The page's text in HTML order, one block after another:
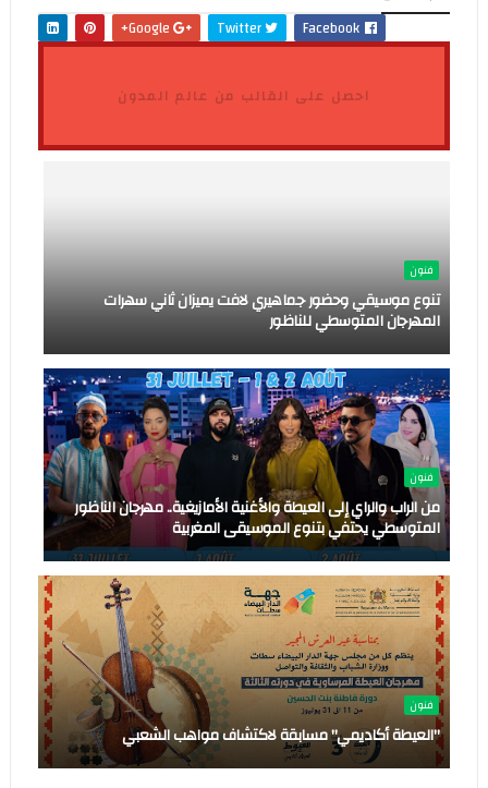
Facebook
Twitter
احصل على القالب من عالم المدون
فنون
تنوع موسيقي وحضور جماهيري لافت يميزان ثاني سهرات
المهرجان المتوسطي للناظور
فنون
من الراب والراي إلى العيطة والأغنية الأمازيغية.. مهرجان الناظور
المتوسطي يحتفي بتنوع الموسيقى المغربية
فنون
"العيطة أكاديمي" مسابقة لاكتشاف مواهب الشعبي